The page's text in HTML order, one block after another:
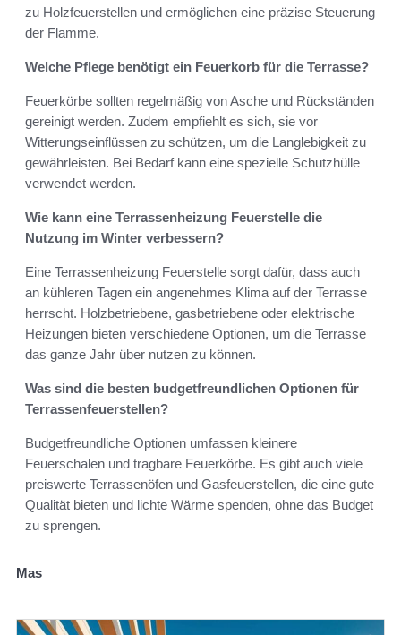
zu Holzfeuerstellen und ermöglichen eine präzise Steuerung
der Flamme.
Welche Pflege benötigt ein Feuerkorb für die Terrasse?
Feuerkörbe sollten regelmäßig von Asche und Rückständen
gereinigt werden. Zudem empfiehlt es sich, sie vor
Witterungseinflüssen zu schützen, um die Langlebigkeit zu
gewährleisten. Bei Bedarf kann eine spezielle Schutzhülle
verwendet werden.
Wie kann eine Terrassenheizung Feuerstelle die
Nutzung im Winter verbessern?
Eine Terrassenheizung Feuerstelle sorgt dafür, dass auch
an kühleren Tagen ein angenehmes Klima auf der Terrasse
herrscht. Holzbetriebene, gasbetriebene oder elektrische
Heizungen bieten verschiedene Optionen, um die Terrasse
das ganze Jahr über nutzen zu können.
Was sind die besten budgetfreundlichen Optionen für
Terrassenfeuerstellen?
Budgetfreundliche Optionen umfassen kleinere
Feuerschalen und tragbare Feuerkörbe. Es gibt auch viele
preiswerte Terrassenöfen und Gasfeuerstellen, die eine gute
Qualität bieten und lichte Wärme spenden, ohne das Budget
zu sprengen.
Mas